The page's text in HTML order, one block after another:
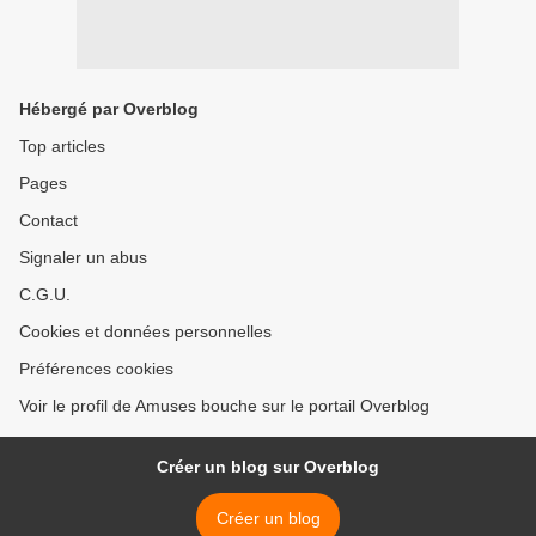
Hébergé par Overblog
Top articles
Pages
Contact
Signaler un abus
C.G.U.
Cookies et données personnelles
Préférences cookies
Voir le profil de Amuses bouche sur le portail Overblog
Créer un blog sur Overblog
Créer un blog